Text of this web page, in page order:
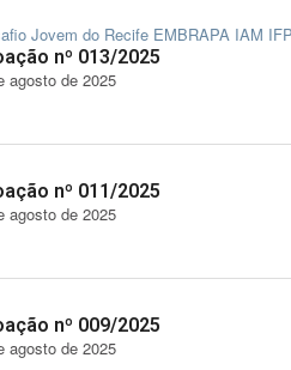
Jovem do Recife EMBRAPA IAM
nº 013/2025
agosto de 2025
nº 011/2025
agosto de 2025
nº 009/2025
agosto de 2025